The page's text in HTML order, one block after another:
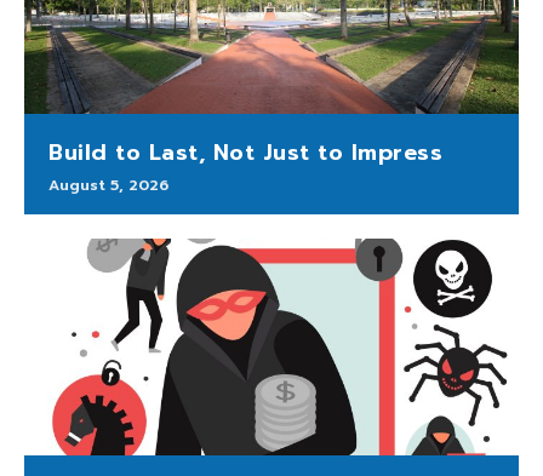
Build to Last, Not Just to Impress
August 5, 2026